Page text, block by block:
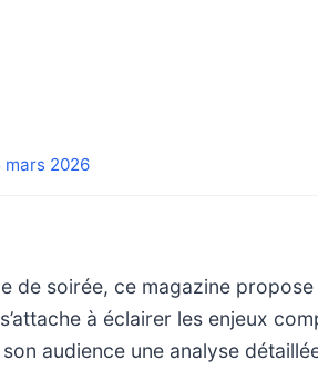
2026
de soirée, ce magazine
à éclairer les enjeux
audience une analyse